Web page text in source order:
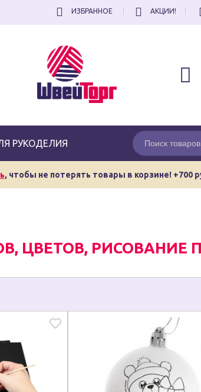
ИЗБРАННОЕ АКЦИИ!
РУКОДЕЛИЯ
, чтобы не потерять товары в корзине! +700
ЦВЕТОВ, РИСОВАНИЕ